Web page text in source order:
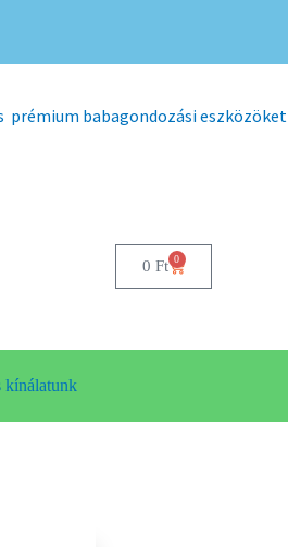
babagondozási eszközöket
0 Ft 0
kínálatunk